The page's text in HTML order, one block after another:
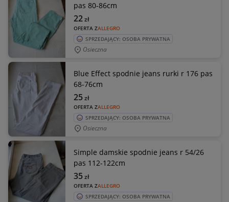
pas 80-86cm
OFERTA ZALLEGRO
22zł
SPRZEDAJĄCY: OSOBA PRYWATNA
Osieczna
Blue Effect spodnie jeans rurki r 176 pas
68-76cm
OFERTA ZALLEGRO
25zł
SPRZEDAJĄCY: OSOBA PRYWATNA
Osieczna
Simple damskie spodnie jeans r 54/26
pas 112-122cm
OFERTA ZALLEGRO
35zł
SPRZEDAJĄCY: OSOBA PRYWATNA